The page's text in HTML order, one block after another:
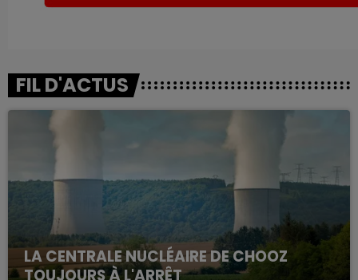
FIL D'ACTUS
LA CENTRALE NUCLÉAIRE DE CHOOZ
TOUJOURS À L'ARRÊT